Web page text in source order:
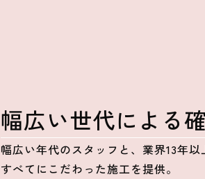
幅広い世代による
幅広い年代のスタッフと、業界13年
すべてにこだわった施工を提供。